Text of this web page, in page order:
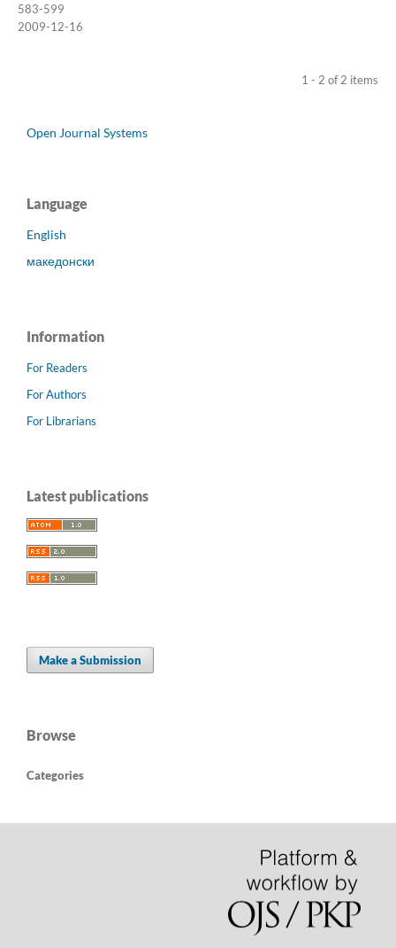
583-599
2009-12-16
1 - 2 of 2 items
Open Journal Systems
Language
English
македонски
Information
For Readers
For Authors
For Librarians
Latest publications
Make a Submission
Browse
Categories